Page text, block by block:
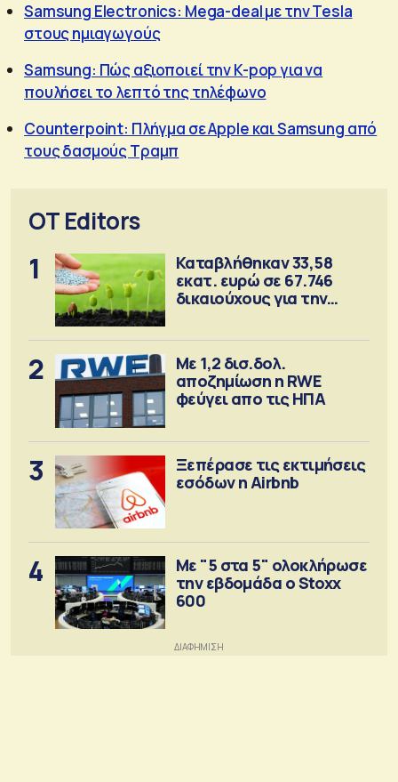
Samsung Electronics: Mega-deal με την Tesla
στους ημιαγωγούς
Samsung: Πώς αξιοποιεί την K-pop για να
πουλήσει το λεπτό της τηλέφωνο
Counterpoint: Πλήγμα σε Apple και Samsung από
τους δασμούς Τραμπ
OT Editors
1
Καταβλήθηκαν 33,58
εκατ. ευρώ σε 67.746
δικαιούχους για την
2
Με 1,2 δισ.δολ.
αποζημίωση η RWE
φεύγει απο τις ΗΠΑ
3
Ξεπέρασε τις εκτιμήσεις
εσόδων η Airbnb
4
Με "5 στα 5" ολοκλήρωσε
την εβδομάδα ο Stoxx
600